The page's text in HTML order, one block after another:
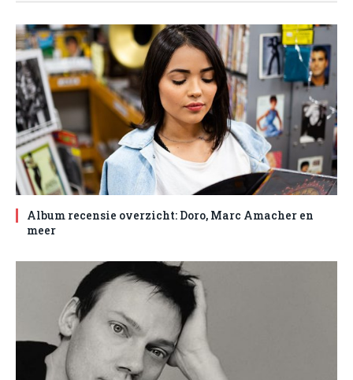
Album recensie overzicht: Doro, Marc Amacher en
meer